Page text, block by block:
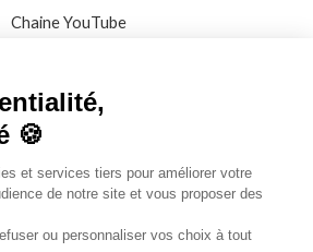
Chaine YouTube
visages de la créolité
une histoire
générales de vente
Mentions légales
de confidentialité